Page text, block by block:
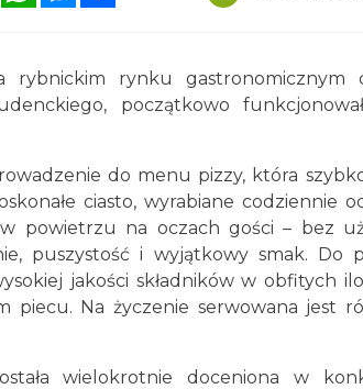
rybnickim rynku
początkowo
do menu pizzy, która
ciasto, wyrabiane codziennie
powietrzu na oczach gości – bez
puszystość i wyjątkowy smak. Do
jakości składników w obfitych
piecu. Na życzenie serwowana jest
wielokrotnie doceniona w